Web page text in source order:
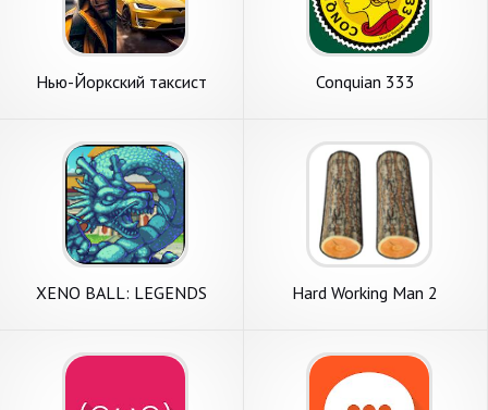
Нью-Йоркский таксист Conquian 333
XENO BALL: LEGENDS
Hard Working Man 2